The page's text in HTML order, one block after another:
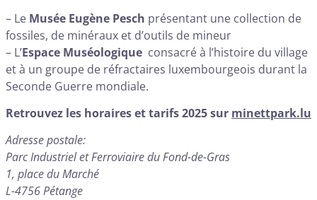
– Le Musée Eugène Pesch présentant une collection de
fossiles, de minéraux et d’outils de mineur
– L’Espace Muséologique consacré à l’histoire du village
et à un groupe de réfractaires luxembourgeois durant la
Seconde Guerre mondiale.
Retrouvez les horaires et tarifs 2025 sur minettpark.lu
Adresse postale:
Parc Industriel et Ferroviaire du Fond-de-Gras
1, place du Marché
L-4756 Pétange